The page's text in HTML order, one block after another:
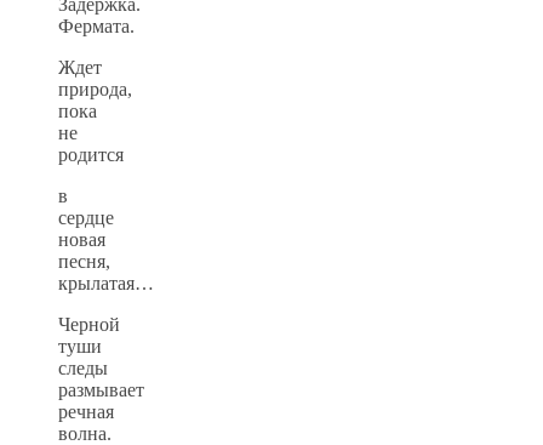
Фермата.
Ждет
природа,
пока
не
родится
в
сердце
новая
песня,
крылатая…
Черной
туши
следы
размывает
речная
волна.